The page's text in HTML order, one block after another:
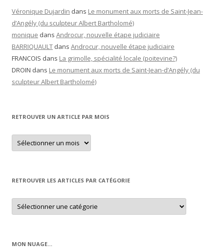
Véronique Dujardin dans Le monument aux morts de Saint-Jean-
d’Angély (du sculpteur Albert Bartholomé)
monique dans Androcur, nouvelle étape judiciaire
BARRIQUAULT dans Androcur, nouvelle étape judiciaire
FRANCOIS dans La grimolle, spécialité locale (poitevine?)
DROIN dans Le monument aux morts de Saint-Jean-d’Angély (du
sculpteur Albert Bartholomé)
RETROUVER UN ARTICLE PAR MOIS
Retrouver
un
article
RETROUVER LES ARTICLES PAR CATÉGORIE
Retrouver
les
articles
MON NUAGE…